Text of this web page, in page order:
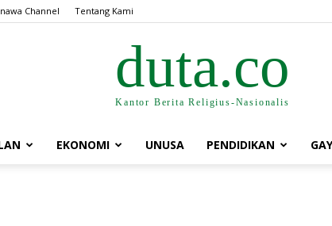
Channel Tentang Kami
duta.co
Kantor Berita Religius-Nasionalis
EKONOMI UNUSA PENDIDIKAN